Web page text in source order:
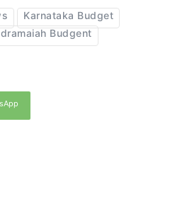
Karnataka Budget
Budgent